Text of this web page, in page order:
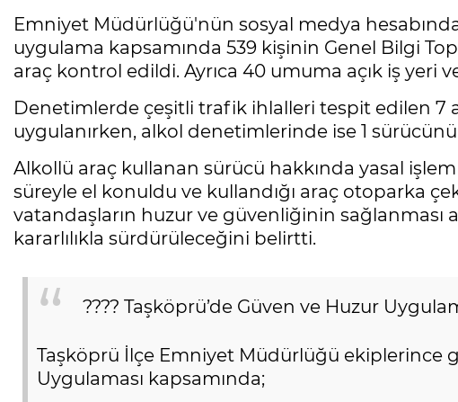
Emniyet Müdürlüğü'nün sosyal medya
uygulama kapsamında 539 kişinin Genel Bilgi
araç kontrol edildi. Ayrıca 40 umuma açık iş yeri
Denetimlerde çeşitli trafik ihlalleri tespit edilen 7
uygulanırken, alkol denetimlerinde ise 1
Alkollü araç kullanan sürücü hakkında yasal
süreyle el konuldu ve kullandığı araç otoparka
vatandaşların huzur ve güvenliğinin sağlanması
kararlılıkla sürdürüleceğini belirtti.
???? Taşköprü’de Güven ve Huzur
Taşköprü İlçe Emniyet Müdürlüğü ekiplerince
Uygulaması kapsamında;